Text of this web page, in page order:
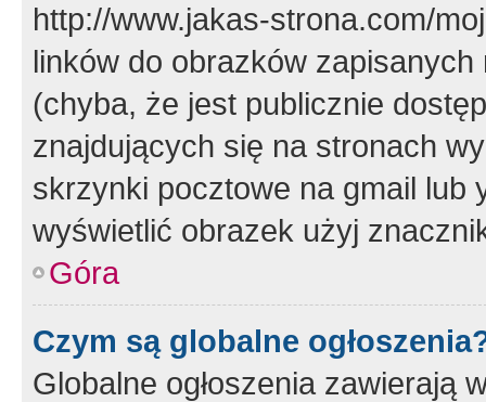
http://www.jakas-strona.com/
linków do obrazków
(chyba, że jest publicznie
znajdujących się na stronach
skrzynki pocztowe na gmail lub
wyświetlić obrazek użyj
Góra
Czym są globalne
Globalne ogłoszenia zawierają